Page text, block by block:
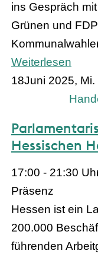
ins Gespräch
Grünen und
Weiterlesen
18Juni 2025, Mi.
Hessischen
17:00 - 21:30
Präsenz
Hessen ist ein
200.000
führenden